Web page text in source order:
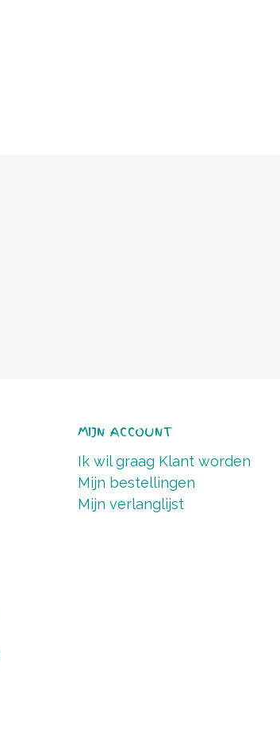
MIJN ACCOUNT
Ik wil graag Klant worden
Mijn bestellingen
Mijn verlanglijst